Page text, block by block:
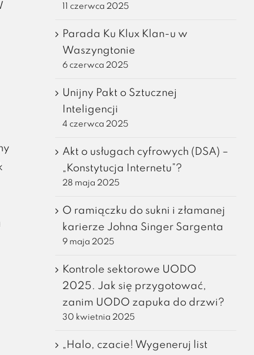
11 czerwca 2025
Parada Ku Klux Klan-u w
Waszyngtonie
6 czerwca 2025
Unijny Pakt o Sztucznej
Inteligencji
4 czerwca 2025
Akt o usługach cyfrowych (DSA) –
„Konstytucja Internetu”?
28 maja 2025
O ramiączku do sukni i złamanej
karierze Johna Singer Sargenta
9 maja 2025
Kontrole sektorowe UODO
2025. Jak się przygotować,
zanim UODO zapuka do drzwi?
30 kwietnia 2025
„Halo, czacie! Wygeneruj list